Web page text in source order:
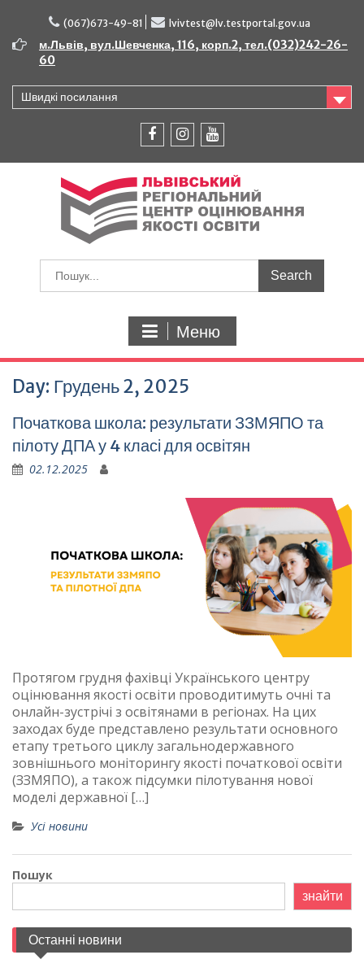
вмісту
(067)673-49-81 lvivtest@lv.testportal.gov.ua
м.Львів, вул.Шевченка, 116, корп.2, тел.(032)242-26-
60
Швидкі посилання
Меню
Day: Грудень 2, 2025
Початкова школа: результати ЗЗМЯПО та
пілоту ДПА у 4 класі для освітян
02.12.2025
Протягом грудня фахівці Українського центру
оцінювання якості освіти проводитимуть очні та
онлайн-зустрічі з освітянами в регіонах. На цих
заходах буде представлено результати основного
етапу третього циклу загальнодержавного
зовнішнього моніторингу якості початкової освіти
(ЗЗМЯПО), а також підсумки пілотування нової
моделі державної […]
Усі новини
Пошук
знайти
Останні новини